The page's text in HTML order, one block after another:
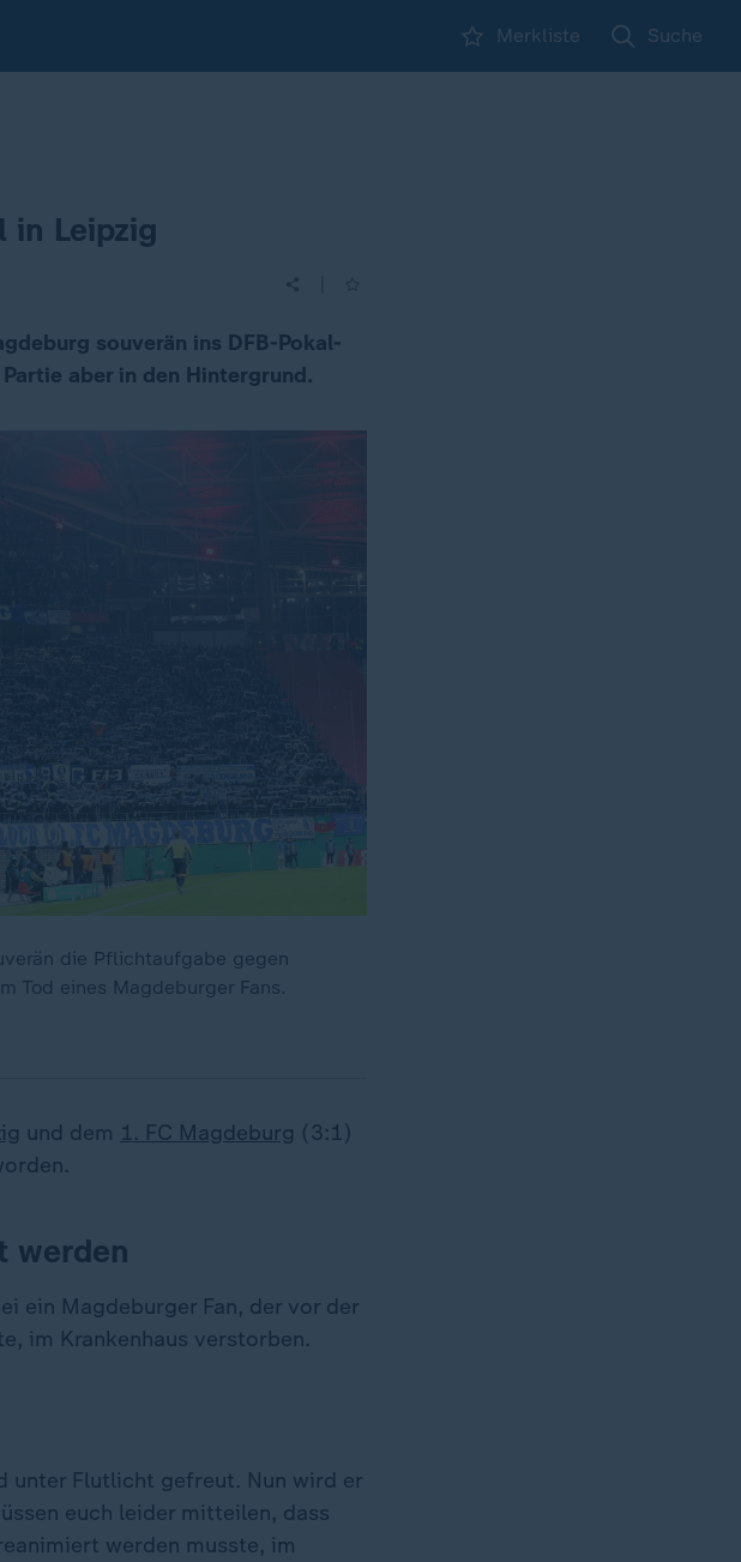
Merkliste Suche
in Leipzig
souverän ins DFB-Pokal-
aber in den Hintergrund.
die Pflichtaufgabe gegen
Tod eines Magdeburger Fans.
und dem 1. FC Magdeburg (3:1)
werden
ein Magdeburger Fan, der vor der
im Krankenhaus verstorben.
unter Flutlicht gefreut. Nun wird er
euch leider mitteilen, dass
werden musste, im